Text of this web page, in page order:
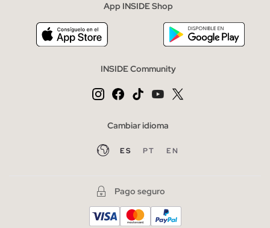
App INSIDE Shop
INSIDE Community
Cambiar idioma
ES PT EN
Pago seguro